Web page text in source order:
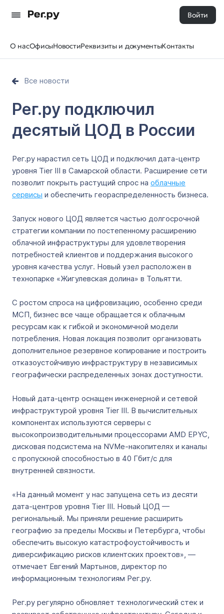
Войти
О насОфисыНовостиРеквизиты и документыКонтакты
Все новости
Рег.ру подключил
десятый ЦОД в России
Рег.ру нарастил сеть ЦОД и подключил дата-центр
уровня Tier III в Самарской области. Расширение сети
позволит покрыть растущий спрос на облачные
сервисы и обеспечить геораспределенность бизнеса.
Запуск нового ЦОД является частью долгосрочной
стратегии компании по постепенному расширению
облачной инфраструктуры для удовлетворения
потребностей клиентов и поддержания высокого
уровня качества услуг. Новый узел расположен в
технопарке «Жигулевская долина» в Тольятти.
С ростом спроса на цифровизацию, особенно среди
МСП, бизнес все чаще обращается к облачным
ресурсам как к гибкой и экономичной модели
потребления. Новая локация позволит организовать
дополнительное резервное копирование и построить
отказоустойчивую инфраструктуру в независимых
географически распределенных зонах доступности.
Новый дата-центр оснащен инженерной и сетевой
инфраструктурой уровня Tier III. В вычислительных
компонентах используются серверы с
высокопроизводительными процессорами AMD EPYC,
дисковая подсистема на NVMe-накопителях и каналы
с пропускной способностью в 40 Гбит/с для
внутренней связности.
«На данный момент у нас запущена сеть из десяти
дата-центров уровня Tier III. Новый ЦОД —
региональный. Мы приняли решение расширить
географию за пределы Москвы и Петербурга, чтобы
обеспечить высокую катастрофоустойчивость и
диверсификацию рисков клиентских проектов», —
отмечает Евгений Мартынов, директор по
информационным технологиям Рег.ру.
Рег.ру регулярно обновляет технологический стек и